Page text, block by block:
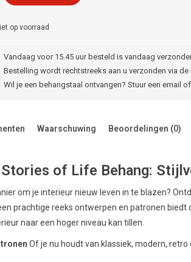
op voorraad
Vandaag voor 15.45 uur besteld is vandaag
Bestelling wordt rechtstreeks aan u verzonden via
Wil je een behangstaal ontvangen? Stuur een email
Waarschuwing Beoordelingen (0)
of Life Behang:
om je interieur nieuw leven in te blazen?
prachtige reeks ontwerpen en patronen biedt
naar een hoger niveau kan tillen.
Of je nu houdt van klassiek, modern,